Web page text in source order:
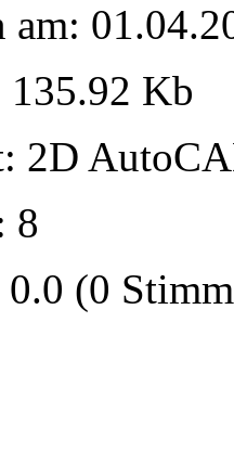
am:
135.92 Kb
2D
8
(0